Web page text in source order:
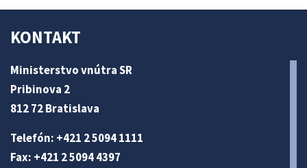
KONTAKT
Ministerstvo vnútra SR
Pribinova 2
812 72 Bratislava
Telefón: +421 2 5094 1111
Fax: +421 2 5094 4397